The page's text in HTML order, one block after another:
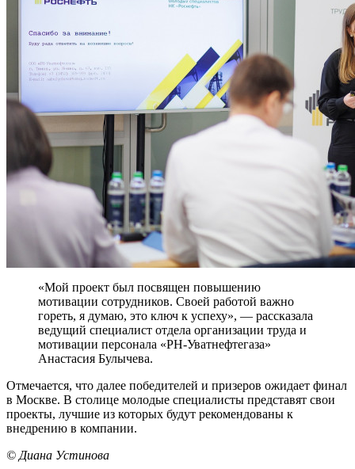
«Мой проект был посвящен повышению
мотивации сотрудников. Своей работой важно
гореть, я думаю, это ключ к успеху», — рассказала
ведущий специалист отдела организации труда и
мотивации персонала «РН-Уватнефтегаза»
Анастасия Булычева.
Отмечается, что далее победителей и призеров ожидает финал
в Москве. В столице молодые специалисты представят свои
проекты, лучшие из которых будут рекомендованы к
внедрению в компании.
© Диана Устинова